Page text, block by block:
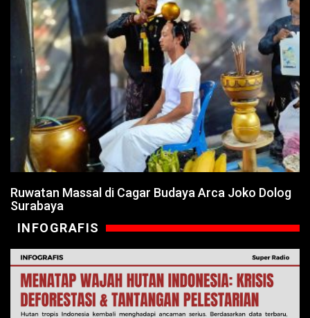
Ruwatan Massal di Cagar Budaya Arca Joko Dolog
Surabaya
INFOGRAFIS